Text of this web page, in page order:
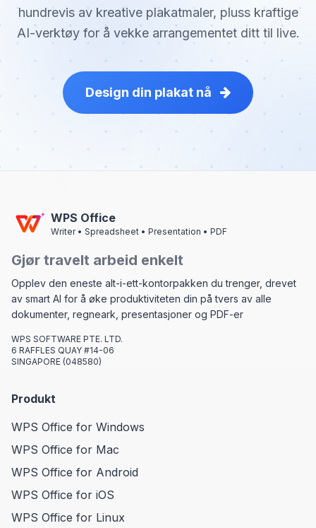
hundrevis av kreative plakatmaler, pluss kraftige
AI-verktøy for å vekke arrangementet ditt til live.
Design din plakat nå
WPS Office
Writer • Spreadsheet • Presentation • PDF
Gjør travelt arbeid enkelt
Opplev den eneste alt-i-ett-kontorpakken du trenger, drevet
av smart AI for å øke produktiviteten din på tvers av alle
dokumenter, regneark, presentasjoner og PDF-er
WPS SOFTWARE PTE. LTD.
6 RAFFLES QUAY #14-06
SINGAPORE (048580)
Produkt
WPS Office for Windows
WPS Office for Mac
WPS Office for Android
WPS Office for iOS
WPS Office for Linux